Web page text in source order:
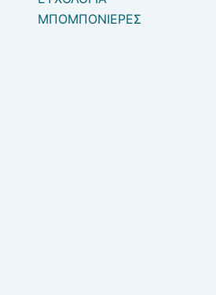
ΜΠΟΜΠΟΝΙΕΡΕΣ